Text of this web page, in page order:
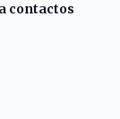
contactos